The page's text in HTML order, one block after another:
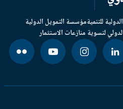
للتنميةمؤسسة التمويل الدولية
لتسوية منازعات الاستثمار